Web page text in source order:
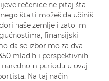
rečenice ne pitaj šta
šta ti možeš da učiniš
naše zemlje i zato im
finansijski
da se izborimo za dva
mladih i perspektivnih
periodu u ovaj
Na taj način